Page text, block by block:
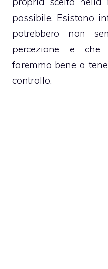
possibile. Esistono
potrebbero non
percezione e
faremmo bene a
controllo.